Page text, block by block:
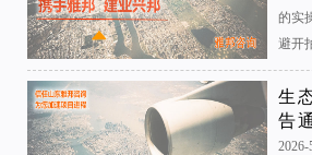
的实
避开
生
告
2026-